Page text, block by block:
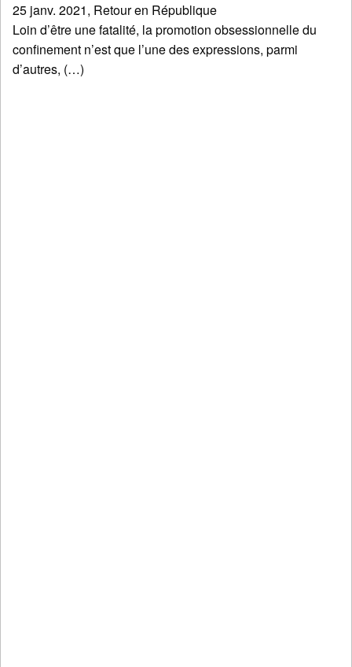
25 janv. 2021, Retour en République
Loin d’être une fatalité, la promotion obsessionnelle du
confinement n’est que l’une des expressions, parmi
d’autres, (…)